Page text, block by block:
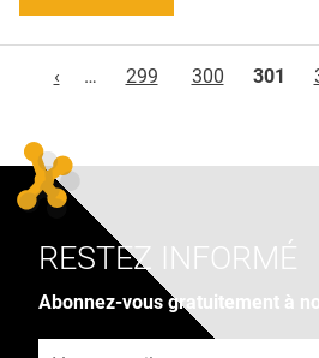
‹
… 299 300 301
RESTEZ INFORMÉ
Abonnez-vous gratuitement à